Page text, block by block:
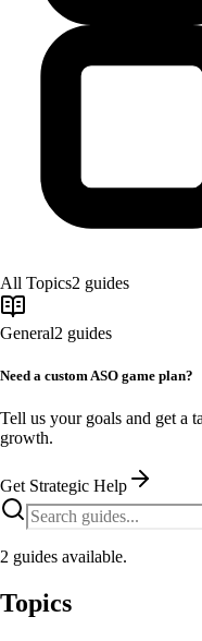
All Topics2 guides
General2 guides
Need a custom ASO game plan?
Tell us your goals and get a
growth.
Get Strategic Help
2 guides available.
Topics